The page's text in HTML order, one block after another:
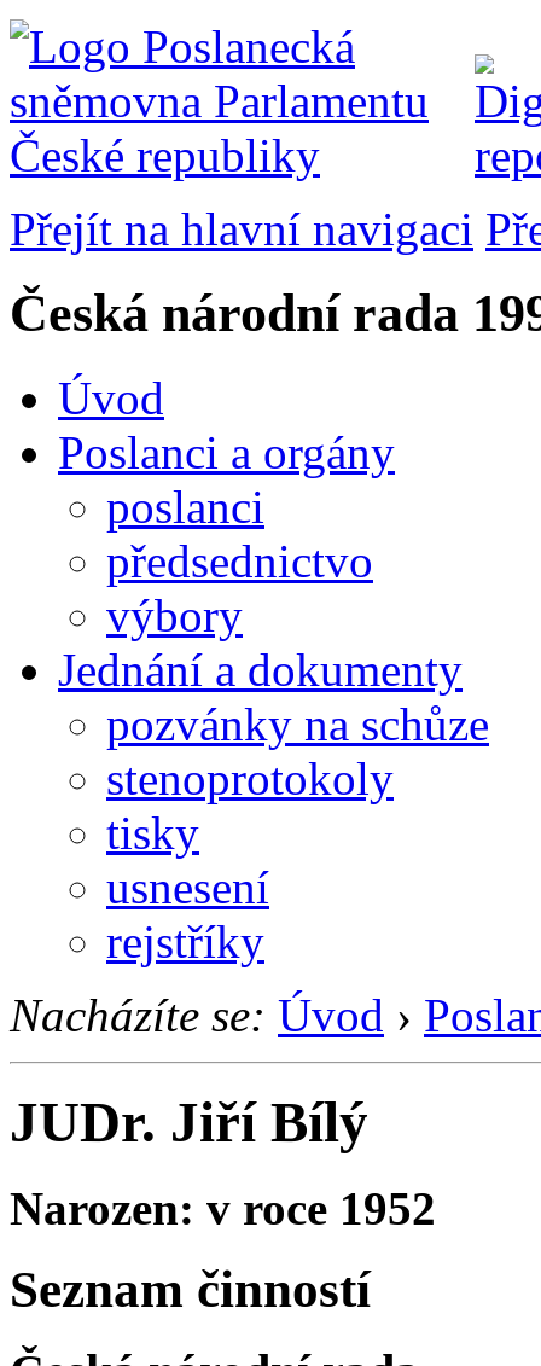
Přejít na hlavní navigaci
Česká národní rada
Úvod
Poslanci a orgány
poslanci
předsednictvo
výbory
Jednání a dokumenty
pozvánky na schůze
stenoprotokoly
tisky
usnesení
rejstříky
Nacházíte se: Úvod ›
JUDr. Jiří Bílý
Narozen: v roce 1952
Seznam činností